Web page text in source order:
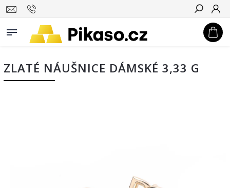
Hledat
ZLATÉ NÁUŠNICE DÁMSKÉ 3,33 G